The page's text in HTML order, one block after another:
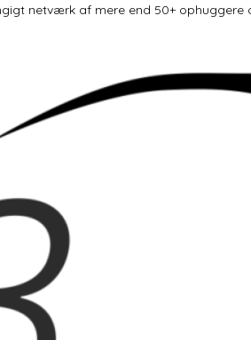
netværk af mere end 50+ ophuggere